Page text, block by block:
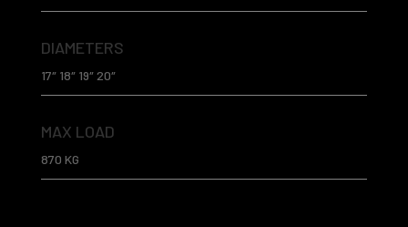
DIAMETERS
17″ 18″ 19″ 20″
MAX LOAD
870 KG